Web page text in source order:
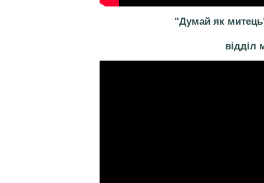
"Думай як
відділ